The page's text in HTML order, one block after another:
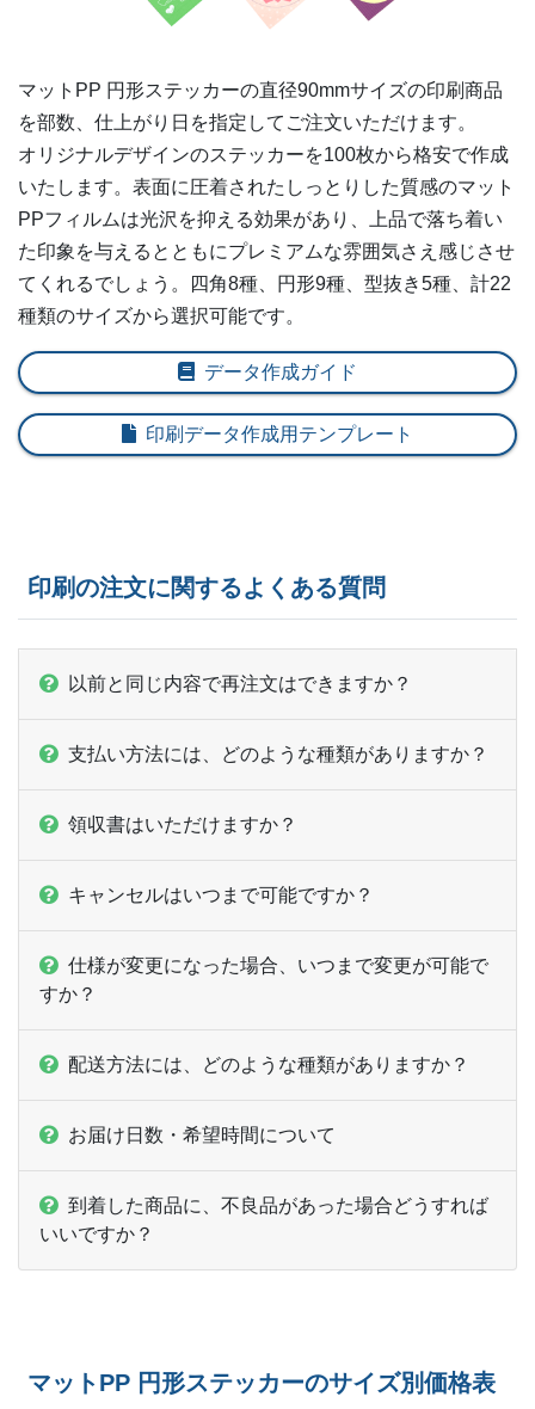
マットPP 円形ステッカーの直径90mmサイズの印刷商品
を部数、仕上がり日を指定してご注文いただけます。
オリジナルデザインのステッカーを100枚から格安で作成
いたします。表面に圧着されたしっとりした質感のマット
PPフィルムは光沢を抑える効果があり、上品で落ち着い
た印象を与えるとともにプレミアムな雰囲気さえ感じさせ
てくれるでしょう。四角8種、円形9種、型抜き5種、計22
種類のサイズから選択可能です。
データ作成ガイド
印刷データ作成用テンプレート
印刷の注文に関するよくある質問
以前と同じ内容で再注文はできますか？
支払い方法には、どのような種類がありますか？
領収書はいただけますか？
キャンセルはいつまで可能ですか？
仕様が変更になった場合、いつまで変更が可能で
すか？
配送方法には、どのような種類がありますか？
お届け日数・希望時間について
到着した商品に、不良品があった場合どうすれば
いいですか？
マットPP 円形ステッカーのサイズ別価格表